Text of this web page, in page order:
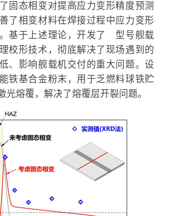
固态相变对提高应力变形精度预测
了相变材料在焊接过程中应力变形
基于上述理论，开发了 型号舰载
校形技术，彻底解决了现场遇到的
、影响舰载机交付的重大问题。设
铁基合金粉末，用于乏燃料球铁贮
光熔覆，解决了熔覆层开裂问题。